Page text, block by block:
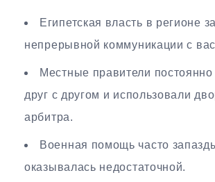
Египетская власть в регионе
непрерывной коммуникации с
Местные правители
друг с другом и использовали
арбитра.
Военная помощь часто
оказывалась недостаточной.